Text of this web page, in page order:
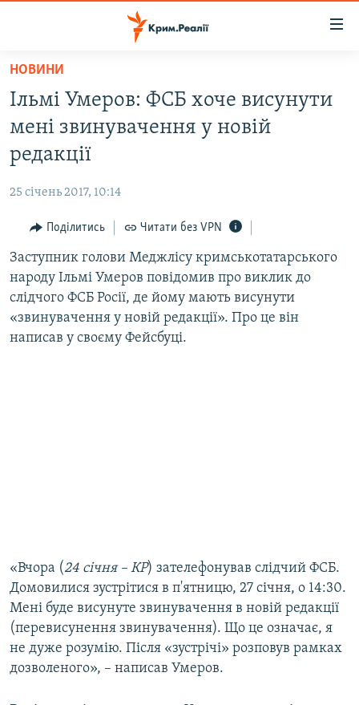
Перейти
основного
матеріалу
до
основної
Перейти
пошуку
ВІДЕО ТА ФОТО
БЛОГИ
ПОГЛЯД
ІНТЕРВ'Ю
ВСЕ ЗА ДЕНЬ
СПЕЦПРОЕКТИ
ДЕПОРТАЦІЯ
ЯК ОБІЙТИ БЛОКУВАННЯ
НОВИНИ
Ільмі Умеров: ФСБ хоче висунути
мені звинувачення у новій
редакції
25 січень 2017, 10:14
Поділитись Читати без VPN
Заступник голови Меджлісу кримськотатарського
народу Ільмі Умеров повідомив про виклик до
слідчого ФСБ Росії, де йому мають висунути
«звинувачення у новій редакції». Про це він
написав у своєму Фейсбуці.
«Вчора (24 січня – КР) зателефонував слідчий ФСБ.
Домовилися зустрітися в п'ятницю, 27 січня, о 14:30.
Мені буде висунуте звинувачення в новій редакції
(перевисунення звинувачення). Що це означає, я
не дуже розумію. Після «зустрічі» розповув рамках
дозволеного», – написав Умеров.